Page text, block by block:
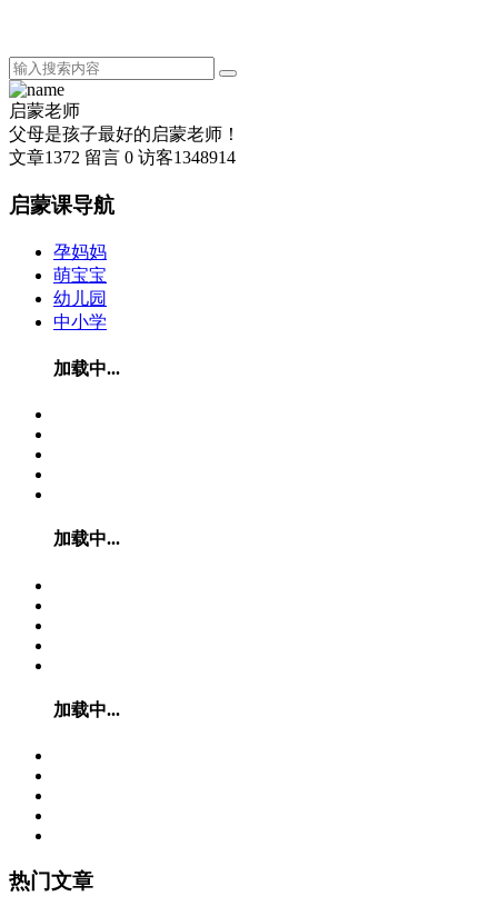
启蒙老师
父母是孩子最好的启蒙老师！
文章1372 留言 0 访客1348914
启蒙课导航
孕妈妈
萌宝宝
幼儿园
中小学
加载中...
加载中...
加载中...
热门文章